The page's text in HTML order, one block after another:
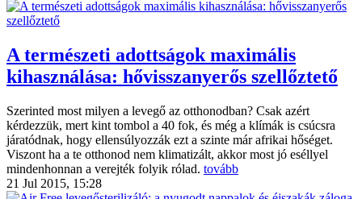
A természeti adottságok maximális
kihasználása: hővisszanyerős szellőztető
Szerinted most milyen a levegő az otthonodban? Csak azért
kérdezzük, mert kint tombol a 40 fok, és még a klímák is csúcsra
járatódnak, hogy ellensúlyozzák ezt a szinte már afrikai hőséget.
Viszont ha a te otthonod nem klimatizált, akkor most jó eséllyel
mindenhonnan a verejték folyik rólad. tovább
21 Jul 2015, 15:28